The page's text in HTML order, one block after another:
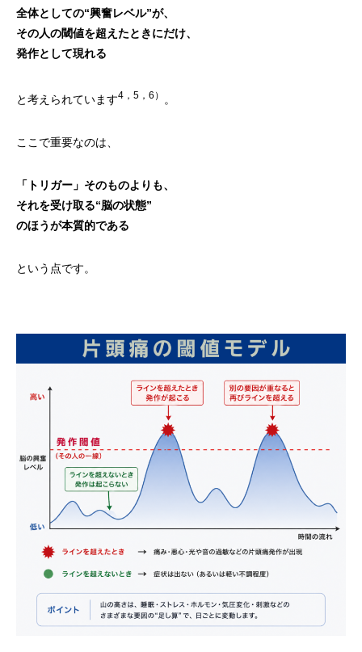
全体としての“興奮レベル”が、
その人の閾値を超えたときにだけ、
発作として現れる
と考えられています4，5，6） 。
ここで重要なのは、
「トリガー」そのものよりも、
それを受け取る“脳の状態”
のほうが本質的である
という点です。